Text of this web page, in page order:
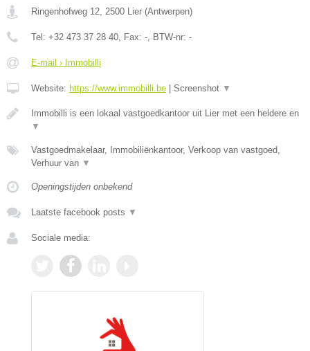
Ringenhofweg 12, 2500 Lier (Antwerpen)
Tel: +32 473 37 28 40, Fax: -, BTW-nr: -
E-mail › Immobilli
Website: https://www.immobilli.be Screenshot ▼
Immobilli is een lokaal vastgoedkantoor uit Lier met een heldere en
▼
Vastgoedmakelaar, Immobiliënkantoor, Verkoop van vastgoed,
Verhuur van ▼
Openingstijden onbekend
Laatste facebook posts ▼
Sociale media: